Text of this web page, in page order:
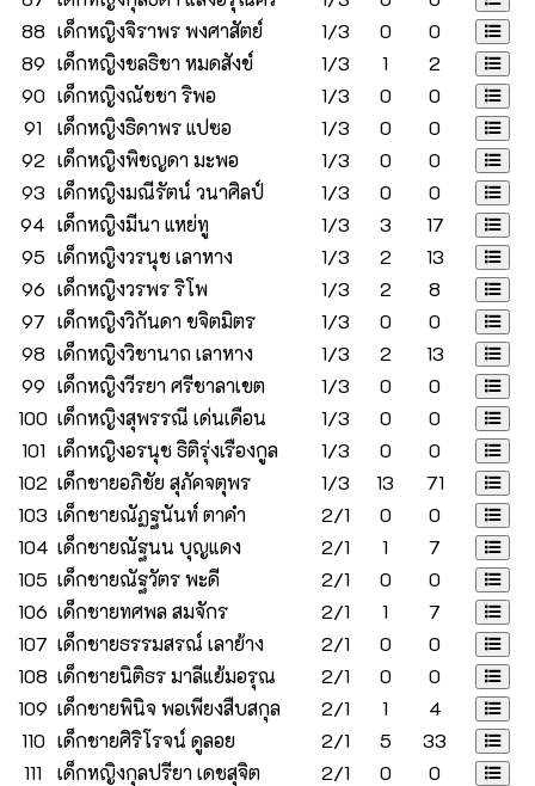
88 เด็กหญิงจิราพร พงศาสัตย์ 1/3 0
0
89 เด็กหญิงชลธิชา หมดสังข์ 1/3 1
2
90 เด็กหญิงณัชชา ริพอ 1/3 0
0
91
เด็กหญิงธิดาพร แปซอ 1/3 0
0
92 เด็กหญิงพิชญดา มะพอ 1/3 0
0
93 เด็กหญิงมณีรัตน์ วนาศิลป์ 1/3 0
0
94 เด็กหญิงมีนา แหย่ทู 1/3 3
17
95 เด็กหญิงวรนุช เลาหาง 1/3 2
13
96 เด็กหญิงวรพร ริโพ 1/3 2
8
97 เด็กหญิงวิกันดา ขจิตมิตร 1/3 0
0
98 เด็กหญิงวิชานาถ เลาหาง 1/3 2
13
99 เด็กหญิงวีรยา ศรีชาลาเขต 1/3 0
0
100 เด็กหญิงสุพรรณี เด่นเดือน 1/3 0
0
101 เด็กหญิงอรนุช ธิติรุ่งเรืองกูล 1/3 0
0
102 เด็กชายอภิชัย สุภัคจตุพร 1/3 13
71
103 เด็กชายณัฏฐนันท์ ตาคำ 2/1 0
0
104 เด็กชายณัฐนน บุญแดง 2/1 1
7
105 เด็กชายณัฐวัตร พะดี 2/1 0
0
106 เด็กชายทศพล สมจักร 2/1 1
7
107 เด็กชายธรรมสรณ์ เลาย้าง 2/1 0
0
108 เด็กชายนิติธร มาลีแย้มอรุณ 2/1 0
0
109 เด็กชายพินิจ พอเพียงสืบสกุล 2/1 1
4
110 เด็กชายศิริโรจน์ ดูลอย 2/1 5
33
111
เด็กหญิงกุลปรียา เดชสุจิต 2/1 0
0